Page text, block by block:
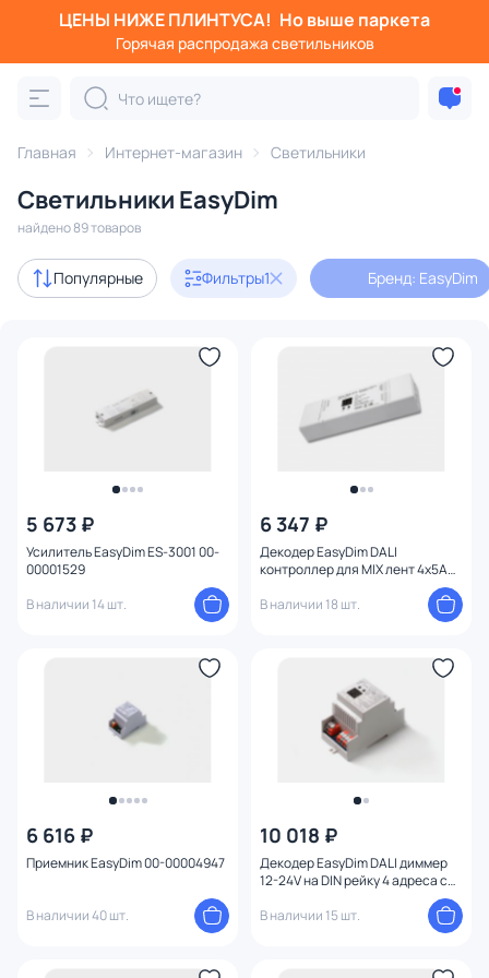
ЦЕНЫ НИЖЕ ПЛИНТУСА! Но выше паркета
Горячая распродажа светильников
Главная Интернет-магазин Светильники
Светильники EasyDim
найдено 89 товаров
Популярные Фильтры1 Бренд: EasyDim
5 673 ₽
Усилитель EasyDim ES-3001 00-
00001529
В наличии 14 шт.
6 347 ₽
Декодер EasyDim DALI
контроллер для MIX лент 4х5А
В наличии 18 шт.
6 616 ₽
Приемник EasyDim 00-00004947
В наличии 40 шт.
10 018 ₽
Декодер EasyDim DALI диммер
12-24V на DIN рейку 4 адреса с
функцией push-dim 00-00019609
В наличии 15 шт.
Фильтры
Категория:
Люстры Подвесные светильники
В наличии 29